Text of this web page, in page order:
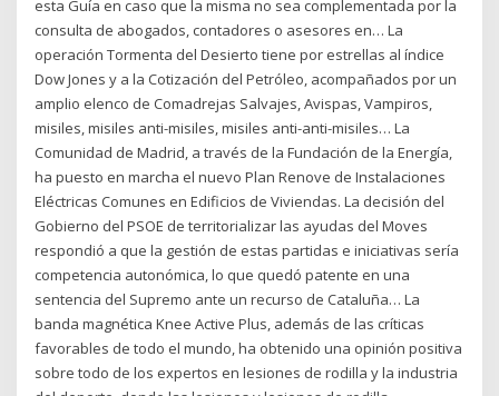
esta Guía en caso que la misma no sea complementada por la
consulta de abogados, contadores o asesores en… La
operación Tormenta del Desierto tiene por estrellas al índice
Dow Jones y a la Cotización del Petróleo, acompañados por un
amplio elenco de Comadrejas Salvajes, Avispas, Vampiros,
misiles, misiles anti-misiles, misiles anti-anti-misiles… La
Comunidad de Madrid, a través de la Fundación de la Energía,
ha puesto en marcha el nuevo Plan Renove de Instalaciones
Eléctricas Comunes en Edificios de Viviendas. La decisión del
Gobierno del PSOE de territorializar las ayudas del Moves
respondió a que la gestión de estas partidas e iniciativas sería
competencia autonómica, lo que quedó patente en una
sentencia del Supremo ante un recurso de Cataluña… La
banda magnética Knee Active Plus, además de las críticas
favorables de todo el mundo, ha obtenido una opinión positiva
sobre todo de los expertos en lesiones de rodilla y la industria